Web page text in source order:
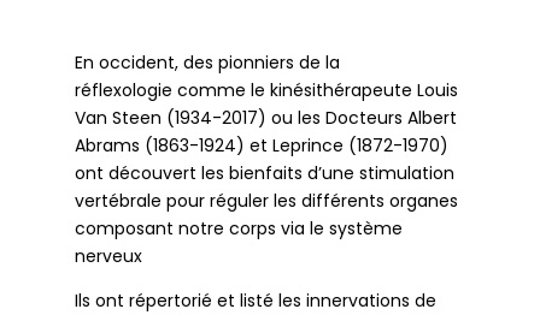
En occident, des pionniers de la
réflexologie comme le kinésithérapeute Louis
Van Steen (1934-2017) ou les Docteurs Albert
Abrams (1863-1924) et Leprince (1872-1970)
ont découvert les bienfaits d’une stimulation
vertébrale pour réguler les différents organes
composant notre corps via le système
nerveux
Ils ont répertorié et listé les innervations de